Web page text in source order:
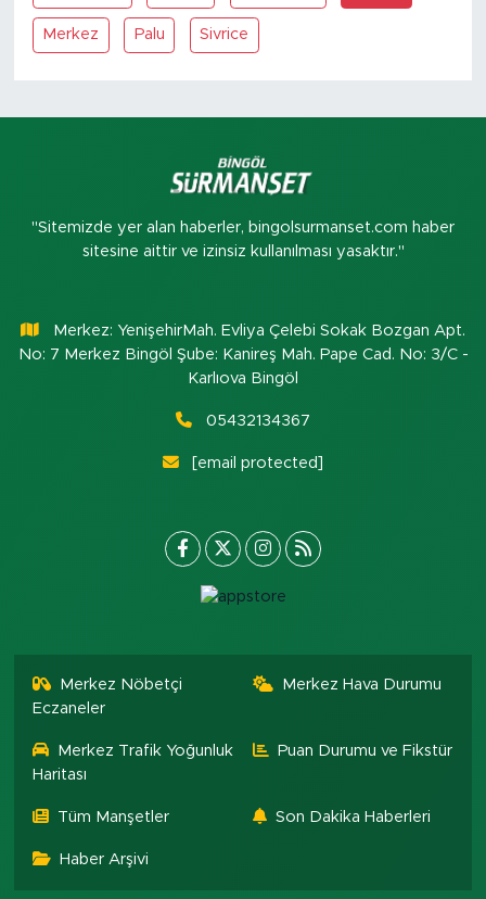
Merkez Palu Sivrice
"Sitemizde yer alan haberler, bingolsurmanset.com haber
sitesine aittir ve izinsiz kullanılması yasaktır."
Merkez: YenişehirMah. Evliya Çelebi Sokak Bozgan Apt.
No: 7 Merkez Bingöl Şube: Kanireş Mah. Pape Cad. No: 3/C -
Karlıova Bingöl
05432134367
[email protected]
Merkez Nöbetçi
Eczaneler
Merkez Hava Durumu
Merkez Trafik Yoğunluk
Haritası
Puan Durumu ve Fikstür
Tüm Manşetler Son Dakika Haberleri
Haber Arşivi